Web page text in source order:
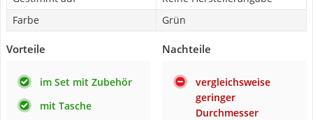
Farbe
Grün
Vorteile
im Set mit Zubehör
mit Tasche
Nachteile
vergleichsweise
geringer
Durchmesser